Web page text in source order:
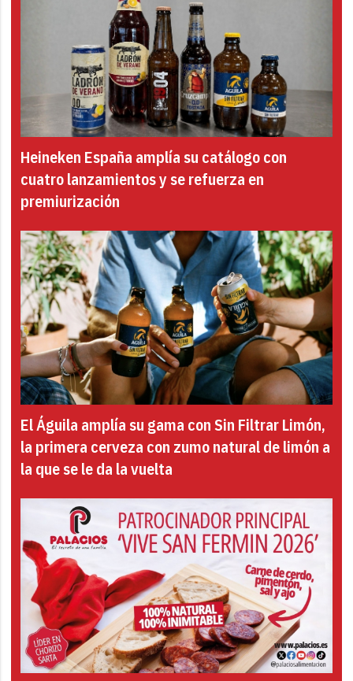
Heineken España amplía su catálogo con
cuatro lanzamientos y se refuerza en
premiurización
El Águila amplía su gama con Sin Filtrar Limón,
la primera cerveza con zumo natural de limón a
la que se le da la vuelta